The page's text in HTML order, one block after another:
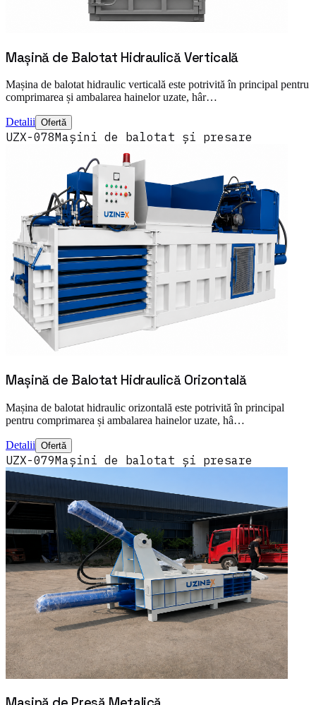
Mașină de Balotat Hidraulică Verticală
Mașina de balotat hidraulic verticală este potrivită în principal pentru
comprimarea și ambalarea hainelor uzate, hâr…
Detalii Ofertă
UZX-078Mașini de balotat și presare
Mașină de Balotat Hidraulică Orizontală
Mașina de balotat hidraulic orizontală este potrivită în principal
pentru comprimarea și ambalarea hainelor uzate, hâ…
Detalii Ofertă
UZX-079Mașini de balotat și presare